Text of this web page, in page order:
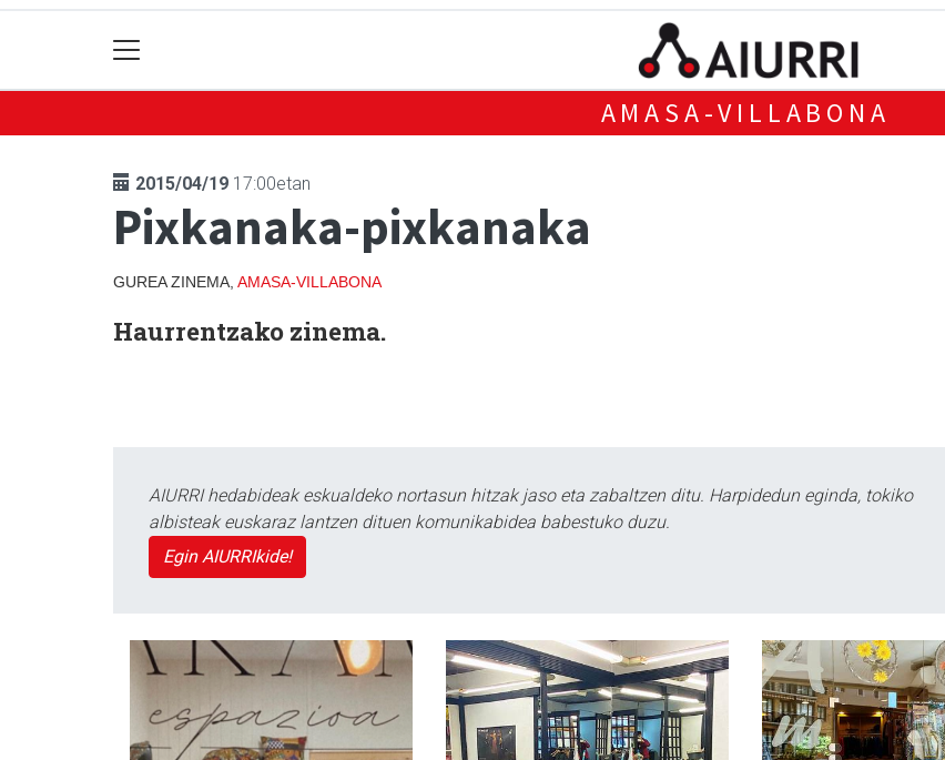
AMASA-VILLABONA
2015/04/19 17:00etan
Pixkanaka-pixkanaka
GUREA ZINEMA, AMASA-VILLABONA
Haurrentzako zinema.
AIURRI hedabideak eskualdeko nortasun hitzak jaso eta zabaltzen ditu. Harpidedun eginda, tokiko
albisteak euskaraz lantzen dituen komunikabidea babestuko duzu.
Egin AIURRIkide!